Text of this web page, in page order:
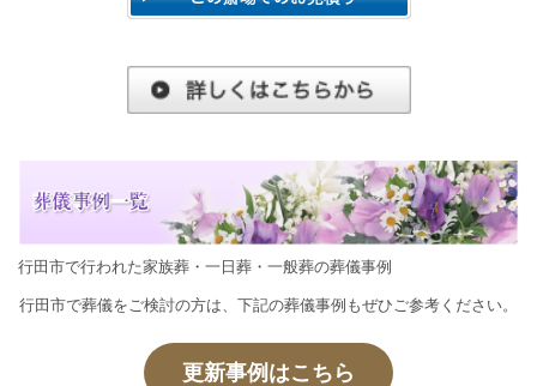
行田市で行われた家族葬・一日葬・一般葬の葬儀事例
行田市で葬儀をご検討の方は、下記の葬儀事例もぜひご参考ください。
更新事例はこちら